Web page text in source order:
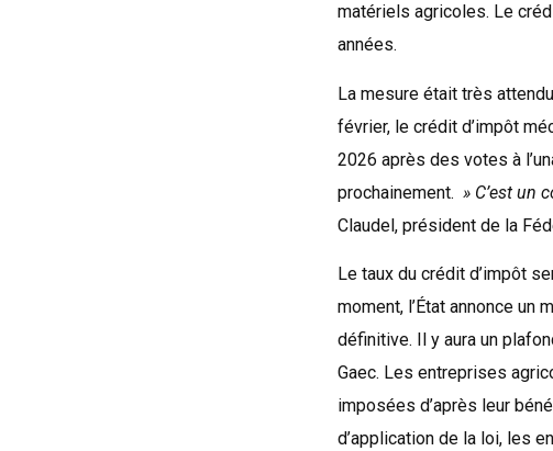
matériels agricoles. Le
années.
La mesure était très
février, le crédit d’impôt
2026 après des votes à
prochainement. » C’est un
Claudel, président de la
Le taux du crédit d’impôt
moment, l’État annonce
définitive. Il y aura un
Gaec. Les entreprises
imposées d’après leur
d’application de la loi, les